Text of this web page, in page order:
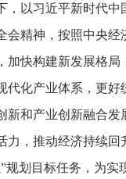
，以习近平新时代
会精神，按照中央
加快构建新发展格
代化产业体系，更好
新和产业创新融合
力，推动经济持续
规划目标任务，为实